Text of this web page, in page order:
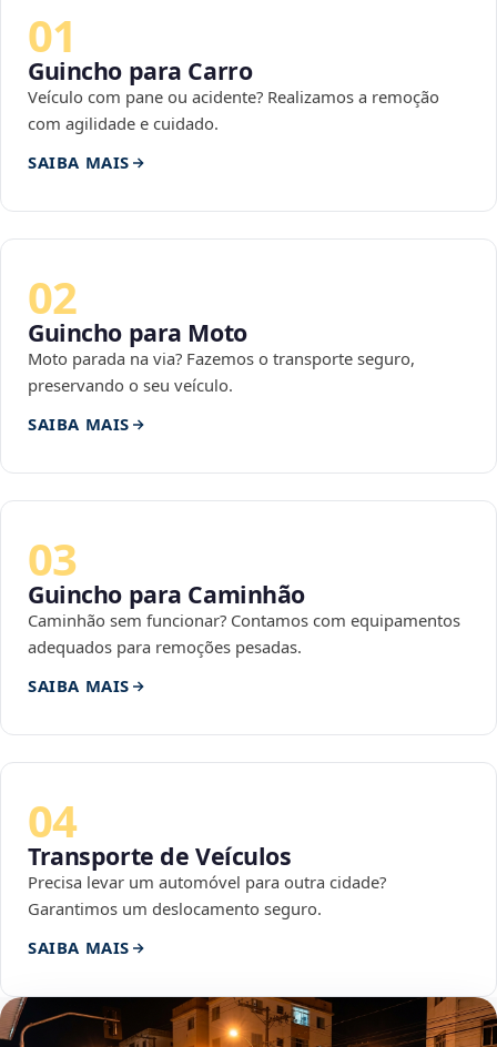
01
Guincho para Carro
Veículo com pane ou acidente? Realizamos a remoção
com agilidade e cuidado.
SAIBA MAIS
02
Guincho para Moto
Moto parada na via? Fazemos o transporte seguro,
preservando o seu veículo.
SAIBA MAIS
03
Guincho para Caminhão
Caminhão sem funcionar? Contamos com equipamentos
adequados para remoções pesadas.
SAIBA MAIS
04
Transporte de Veículos
Precisa levar um automóvel para outra cidade?
Garantimos um deslocamento seguro.
SAIBA MAIS